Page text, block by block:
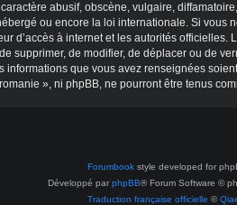
abusif, obscène, vulgaire,
ou encore la loi internationale. Si
d’accès à internet et les autorités
supprimer, de modifier, de déplacer ou de
informations que vous avez renseignées
», ni phpBB, ne pourront être tenus
Forumbook style developed for
Développé par phpBB® Forum Software ©
Traduction française officielle ©